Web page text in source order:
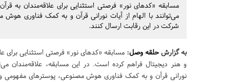
مسابقه «کدهای نور» فرصتی استثنایی برای علاقه‌مندان به
می‌توانند با الهام از آیات نورانی قرآن و به کمک فناوری
شرکت در این رقابت ارسال کنند.
به گزارش حلقه وصل: مسابقه «کدهای نور» فرصتی استثنایی برای
و هنر دیجیتال فراهم کرده است. در این مسابقه، علاقه‌مندان
نورانی قرآن و به کمک فناوری هوش مصنوعی، پوسترهای مفهومی